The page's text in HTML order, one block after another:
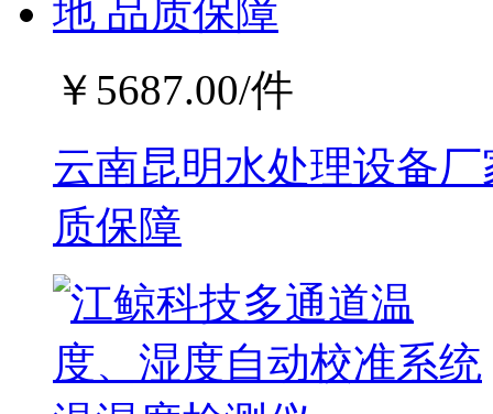
￥ 5687.00/件
云南昆明水处理设备
质保障